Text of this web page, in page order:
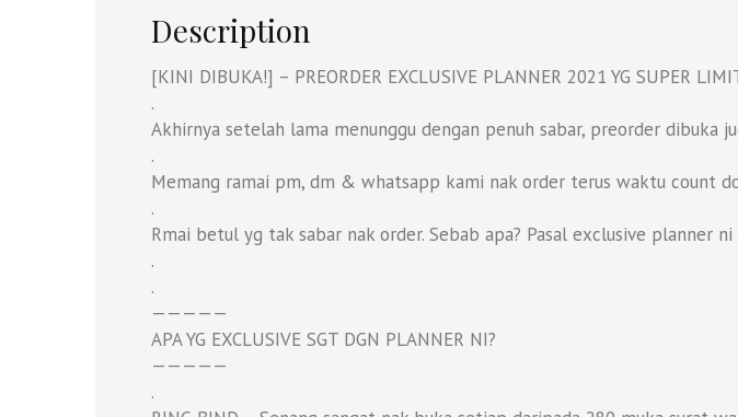
Description
[KINI DIBUKA!] – PREORDER EXCLUSIVE PLANNER 2021 YG SUPER
.
Akhirnya setelah lama menunggu dengan penuh sabar, preorder dibuka
.
Memang ramai pm, dm & whatsapp kami nak order terus waktu count
.
Rmai betul yg tak sabar nak order. Sebab apa? Pasal exclusive planner
.
.
—————
APA YG EXCLUSIVE SGT DGN PLANNER NI?
—————
.